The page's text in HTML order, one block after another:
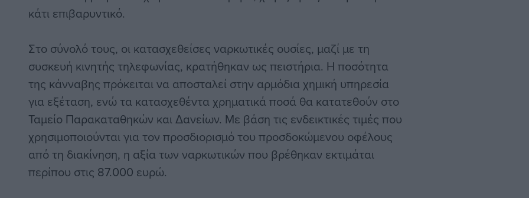
κάτι επιβαρυντικό.
Στο σύνολό τους, οι κατασχεθείσες ναρκωτικές ουσίες, μαζί με τη
συσκευή κινητής τηλεφωνίας, κρατήθηκαν ως πειστήρια. Η ποσότητα
της κάνναβης πρόκειται να αποσταλεί στην αρμόδια χημική υπηρεσία
για εξέταση, ενώ τα κατασχεθέντα χρηματικά ποσά θα κατατεθούν στο
Ταμείο Παρακαταθηκών και Δανείων. Με βάση τις ενδεικτικές τιμές που
χρησιμοποιούνται για τον προσδιορισμό του προσδοκώμενου οφέλους
από τη διακίνηση, η αξία των ναρκωτικών που βρέθηκαν εκτιμάται
περίπου στις 87.000 ευρώ.